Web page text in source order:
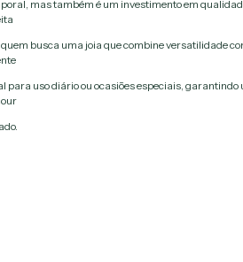
mas também é um investimento em
busca uma joia que combine versatilidade
para uso diário ou ocasiões especiais, garantindo